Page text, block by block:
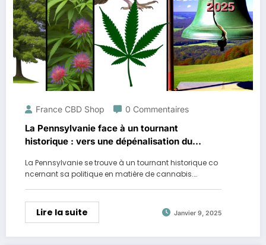
France CBD Shop 0 Commentaires
La Pennsylvanie face à un tournant
historique : vers une dépénalisation du
La Pennsylvanie se trouve à un tournant historique co
ncernant sa politique en matière de cannabis.…
Lire la suite Janvier 9, 2025